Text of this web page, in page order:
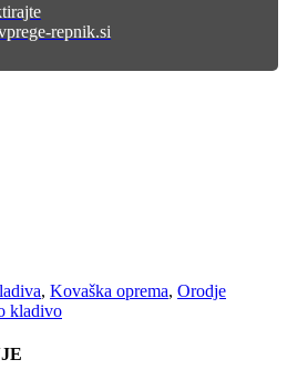
repnik.si
, Kovaška oprema, Orodje
kladivo